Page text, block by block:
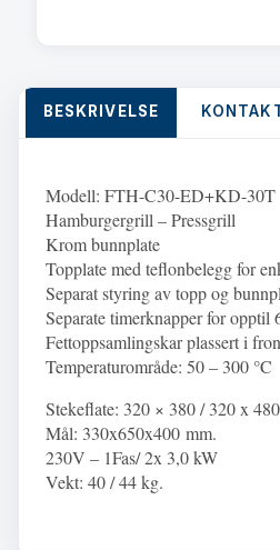
BESKRIVELSE
Modell: FTH-C30-ED+KD-30T
Hamburgergrill – Pressgrill
Krom bunnplate
Topplate med teflonbelegg for
Separat styring av topp og
Separate timerknapper for opptil
Fettoppsamlingskar plassert i
Temperaturområde: 50 – 300 °C
Stekeflate: 320 × 380 / 320 x
Mål: 330x650x400 mm.
230V – 1Fas/ 2x 3,0 kW
Vekt: 40 / 44 kg.